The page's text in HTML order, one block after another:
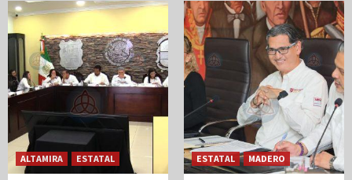
ALTAMIRA ESTATAL ESTATAL MADERO